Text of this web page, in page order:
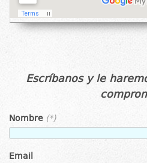
Escríbanos y le
Nombre (*)
Email